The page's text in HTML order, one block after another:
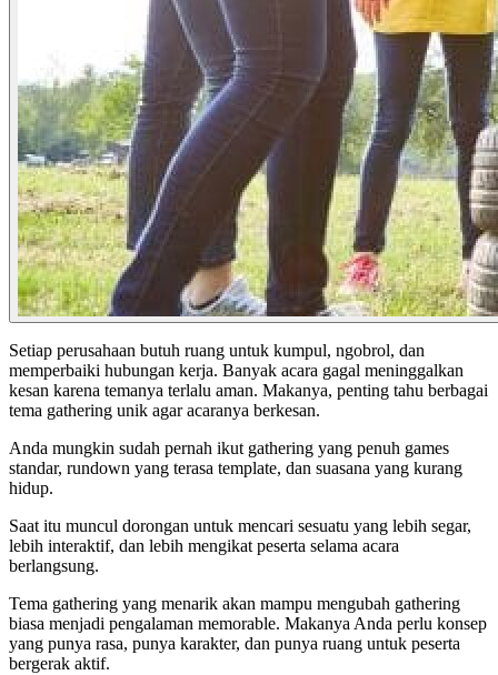
Setiap perusahaan butuh ruang untuk kumpul, ngobrol, dan
memperbaiki hubungan kerja. Banyak acara gagal meninggalkan
kesan karena temanya terlalu aman. Makanya, penting tahu berbagai
tema gathering unik agar acaranya berkesan.
Anda mungkin sudah pernah ikut gathering yang penuh games
standar, rundown yang terasa template, dan suasana yang kurang
hidup.
Saat itu muncul dorongan untuk mencari sesuatu yang lebih segar,
lebih interaktif, dan lebih mengikat peserta selama acara
berlangsung.
Tema gathering yang menarik akan mampu mengubah gathering
biasa menjadi pengalaman memorable. Makanya Anda perlu konsep
yang punya rasa, punya karakter, dan punya ruang untuk peserta
bergerak aktif.